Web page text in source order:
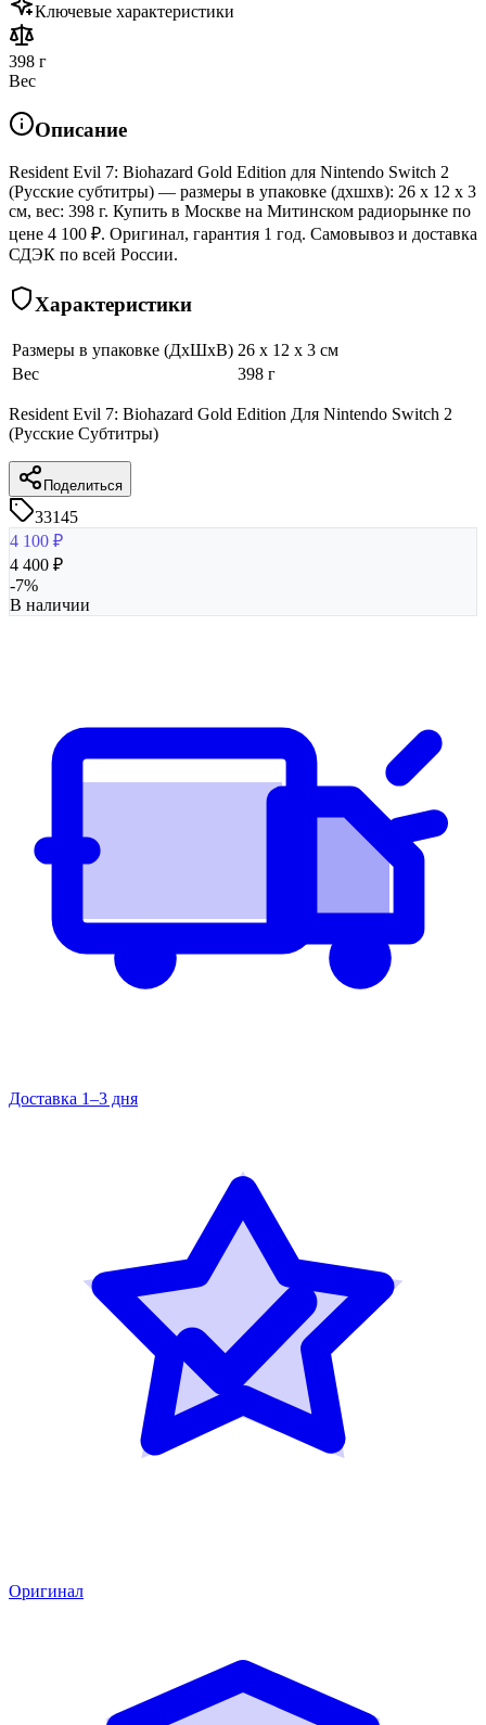
Ключевые характеристики
398 г
Вес
Описание
Resident Evil 7: Biohazard Gold Edition для Nintendo Switch 2
(Русские субтитры) — размеры в упаковке (дхшхв): 26 x 12 x 3
см, вес: 398 г. Купить в Москве на Митинском радиорынке по
цене 4 100 ₽. Оригинал, гарантия 1 год. Самовывоз и доставка
СДЭК по всей России.
Характеристики
Размеры в упаковке (ДхШхВ) 26 x 12 x 3 см
Вес
398 г
Resident Evil 7: Biohazard Gold Edition Для Nintendo Switch 2
(Русские Субтитры)
Поделиться
33145
4 100 ₽
4 400 ₽
-7%
В наличии
Доставка 1–3 дня
Оригинал